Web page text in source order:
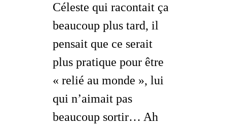
Céleste qui racontait ça
beaucoup plus tard, il
pensait que ce serait
plus pratique pour être
« relié au monde », lui
qui n’aimait pas
beaucoup sortir… Ah